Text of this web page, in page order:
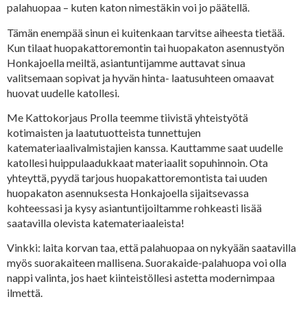
palahuopaa – kuten katon nimestäkin voi jo päätellä.
Tämän enempää sinun ei kuitenkaan tarvitse aiheesta tietää.
Kun tilaat huopakattoremontin tai huopakaton asennustyön
Honkajoella meiltä, asiantuntijamme auttavat sinua
valitsemaan sopivat ja hyvän hinta- laatusuhteen omaavat
huovat uudelle katollesi.
Me Kattokorjaus Prolla teemme tiivistä yhteistyötä
kotimaisten ja laatutuotteista tunnettujen
katemateriaalivalmistajien kanssa. Kauttamme saat uudelle
katollesi huippulaadukkaat materiaalit sopuhinnoin. Ota
yhteyttä, pyydä tarjous huopakattoremontista tai uuden
huopakaton asennuksesta Honkajoella sijaitsevassa
kohteessasi ja kysy asiantuntijoiltamme rohkeasti lisää
saatavilla olevista katemateriaaleista!
Vinkki: laita korvan taa, että palahuopaa on nykyään saatavilla
myös suorakaiteen mallisena. Suorakaide-palahuopa voi olla
nappi valinta, jos haet kiinteistöllesi astetta modernimpaa
ilmettä.